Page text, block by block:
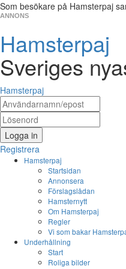
Som besökare på Hamsterpaj
ANNONS
Hamsterpaj
Sveriges
Hamsterpaj
Logga in
Registrera
Hamsterpaj
Startsidan
Annonsera
Förslagslådan
Hamsternytt
Om Hamsterpaj
Regler
Vi som bakar
Underhållning
Start
Roliga bilder